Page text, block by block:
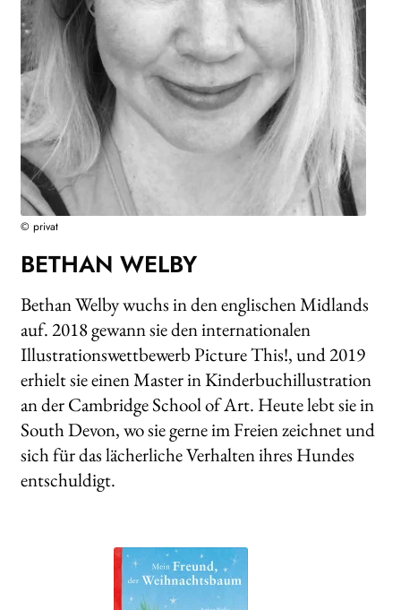
WEITERE VERLAGE
Search:
© privat
BETHAN WELBY
Bethan Welby wuchs in den englischen Midlands
auf. 2018 gewann sie den internationalen
Illustrationswettbewerb Picture This!, und 2019
erhielt sie einen Master in Kinderbuchillustration
an der Cambridge School of Art. Heute lebt sie in
South Devon, wo sie gerne im Freien zeichnet und
sich für das lächerliche Verhalten ihres Hundes
entschuldigt.